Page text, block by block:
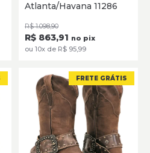
SELECIONE
Atlanta/Havana 11286
R$ 1.098,90
R$ 863,91 no pix
ou 10x de R$ 95,99
FRETE GRÁTIS